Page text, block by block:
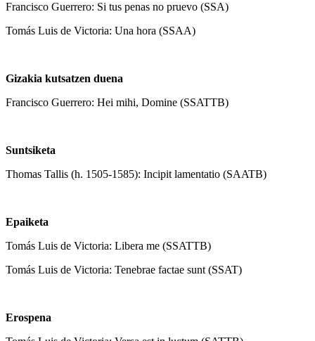
Francisco Guerrero: Si tus penas no pruevo (SSA)
Tomás Luis de Victoria: Una hora (SSAA)
Gizakia kutsatzen duena
Francisco Guerrero: Hei mihi, Domine (SSATTB)
Suntsiketa
Thomas Tallis (h. 1505-1585): Incipit lamentatio (SAATB)
Epaiketa
Tomás Luis de Victoria: Libera me (SSATTB)
Tomás Luis de Victoria: Tenebrae factae sunt (SSAT)
Erospena